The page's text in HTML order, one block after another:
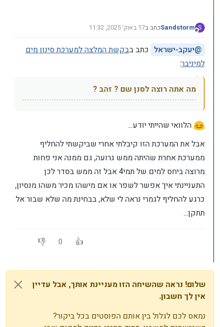
S
מנותק
Sandstormכתב ב17 באוק׳ 2025, 11:32
נערך לאחרונה על ידי Sandstorm
@יעקב-ישראל כתב בבקשת המלצה למערכת סינון מים
למיניבר:
מה אתה רוצה לסנן שם ? זהב ?
הלוואי שהייתי יודע...
אבל את המערכת הזו קיבלתי אחרי שביקשתי להחליף
ממערכת אחרת שהיתה ממש גרועה, גם ממנה אני פחות
מרוצה ביחס למים של תמי4 אבל זה ממש בסדר לכן
התעניינתי איך אפשר לשפר או אם מישהו מכיר משהו מנסיון,
כרגע להחליף לגמרי נראה לי שלא, בבחינת מה שלא שבור אל
תתקן...
0
שלום! נראה שהשיחה הזו מעניינת אותך, אבל עדיין
אין לך חשבון.
נמאס לכם לגלול בין אותם הפוסטים בכל ביקור?